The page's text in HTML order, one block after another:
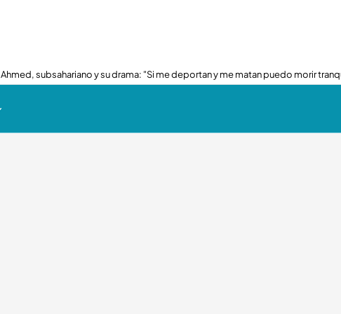
Ahmed, subsahariano y su drama: "Si me deportan y me matan puedo morir